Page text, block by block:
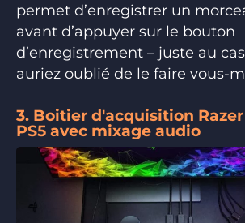
permet d’enregistrer un
avant d’appuyer sur le bouton
d’enregistrement – juste au
auriez oublié de le faire vous-
3. Boitier d'acquisition
PS5 avec mixage audio